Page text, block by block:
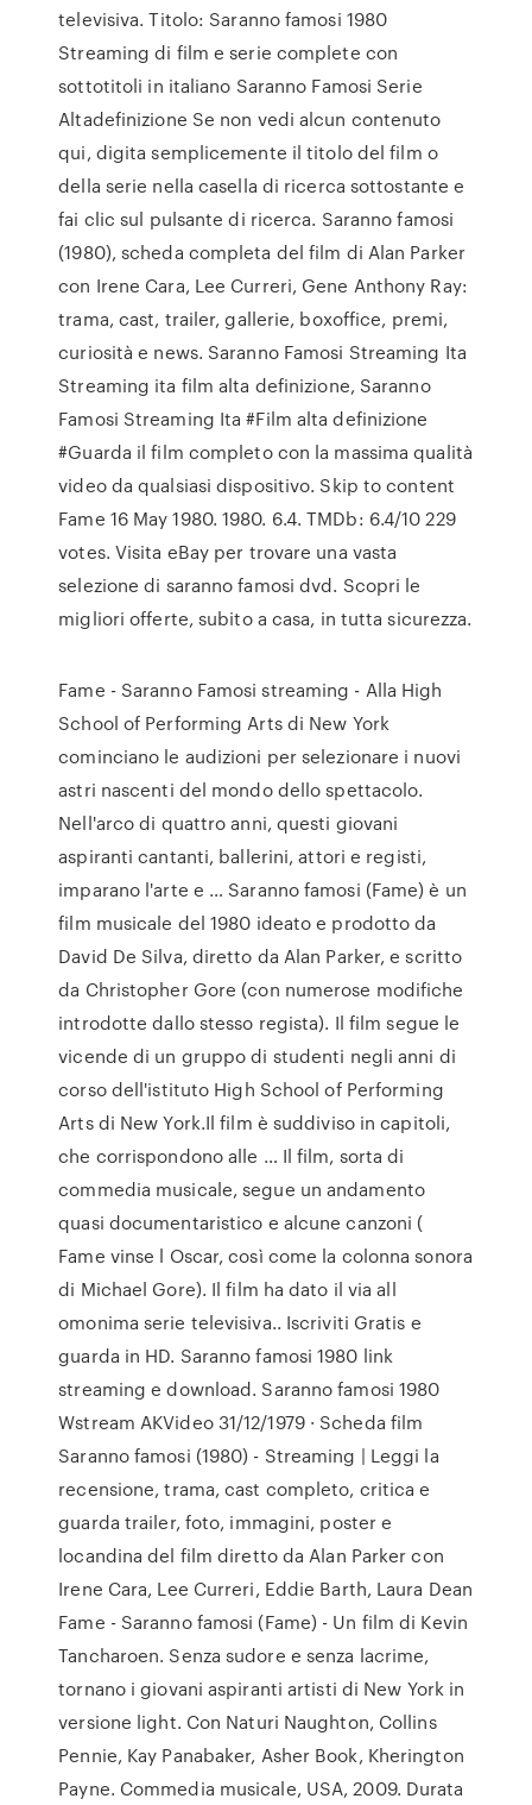
televisiva. Titolo: Saranno famosi 1980
Streaming di film e serie complete con
sottotitoli in italiano Saranno Famosi Serie
Altadefinizione Se non vedi alcun contenuto
qui, digita semplicemente il titolo del film o
della serie nella casella di ricerca sottostante e
fai clic sul pulsante di ricerca. Saranno famosi
(1980), scheda completa del film di Alan Parker
con Irene Cara, Lee Curreri, Gene Anthony Ray:
trama, cast, trailer, gallerie, boxoffice, premi,
curiosità e news. Saranno Famosi Streaming Ita
Streaming ita film alta definizione, Saranno
Famosi Streaming Ita #Film alta definizione
#Guarda il film completo con la massima qualità
video da qualsiasi dispositivo. Skip to content
Fame 16 May 1980. 1980. 6.4. TMDb: 6.4/10 229
votes. Visita eBay per trovare una vasta
selezione di saranno famosi dvd. Scopri le
migliori offerte, subito a casa, in tutta sicurezza.
Fame - Saranno Famosi streaming - Alla High
School of Performing Arts di New York
cominciano le audizioni per selezionare i nuovi
astri nascenti del mondo dello spettacolo.
Nell'arco di quattro anni, questi giovani
aspiranti cantanti, ballerini, attori e registi,
imparano l'arte e … Saranno famosi (Fame) è un
film musicale del 1980 ideato e prodotto da
David De Silva, diretto da Alan Parker, e scritto
da Christopher Gore (con numerose modifiche
introdotte dallo stesso regista). Il film segue le
vicende di un gruppo di studenti negli anni di
corso dell'istituto High School of Performing
Arts di New York.Il film è suddiviso in capitoli,
che corrispondono alle … Il film, sorta di
commedia musicale, segue un andamento
quasi documentaristico e alcune canzoni (
Fame vinse l Oscar, così come la colonna sonora
di Michael Gore). Il film ha dato il via all
omonima serie televisiva.. Iscriviti Gratis e
guarda in HD. Saranno famosi 1980 link
streaming e download. Saranno famosi 1980
Wstream AKVideo 31/12/1979 · Scheda film
Saranno famosi (1980) - Streaming | Leggi la
recensione, trama, cast completo, critica e
guarda trailer, foto, immagini, poster e
locandina del film diretto da Alan Parker con
Irene Cara, Lee Curreri, Eddie Barth, Laura Dean
Fame - Saranno famosi (Fame) - Un film di Kevin
Tancharoen. Senza sudore e senza lacrime,
tornano i giovani aspiranti artisti di New York in
versione light. Con Naturi Naughton, Collins
Pennie, Kay Panabaker, Asher Book, Kherington
Payne. Commedia musicale, USA, 2009. Durata